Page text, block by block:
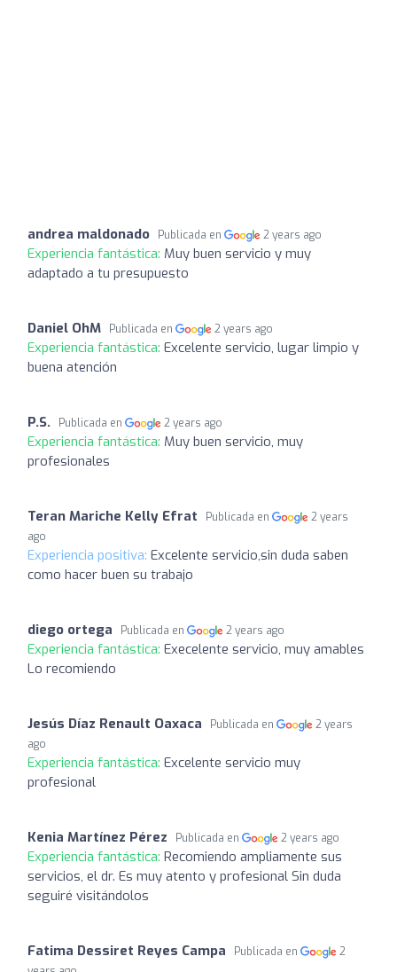
andrea maldonado Publicada en 2 years ago
Experiencia fantástica: Muy buen servicio y muy
adaptado a tu presupuesto
Daniel OhM Publicada en 2 years ago
Experiencia fantástica: Excelente servicio, lugar limpio y
buena atención
P.S. Publicada en 2 years ago
Experiencia fantástica: Muy buen servicio, muy
profesionales
Teran Mariche Kelly Efrat Publicada en
2 years
ago
Experiencia positiva: Excelente servicio,sin duda saben
como hacer buen su trabajo
diego ortega Publicada en 2 years ago
Experiencia fantástica: Execelente servicio, muy amables
Lo recomiendo
Jesús Díaz Renault Oaxaca Publicada en
2 years
ago
Experiencia fantástica: Excelente servicio muy
profesional
Kenia Martínez Pérez Publicada en 2 years ago
Experiencia fantástica: Recomiendo ampliamente sus
servicios, el dr. Es muy atento y profesional Sin duda
seguiré visitándolos
Fatima Dessiret Reyes Campa Publicada en
2